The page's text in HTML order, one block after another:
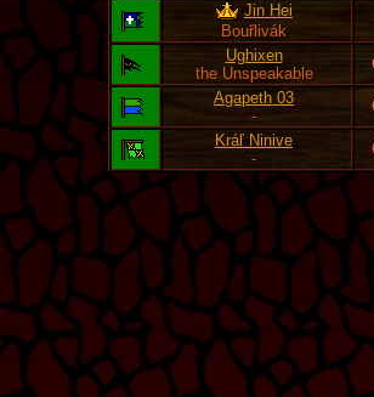
Jin Hei
Bouřlivák
Ughixen
the Unspeakable
Agapeth 03
-
Kráľ Ninive
-